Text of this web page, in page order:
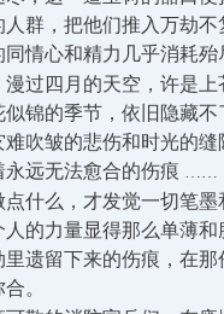
群，把他们推入万劫不
情心和精力几乎消耗殆
过四月的天空，许是上
锦的季节，依旧隐藏不
吹皱的悲伤和时光的缝
远无法愈合的伤痕 ……
什么，才发觉一切笔墨
的力量显得那么单薄和
里遗留下来的伤痕，在那
。